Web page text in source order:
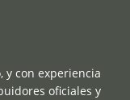
y con experiencia
oficiales y